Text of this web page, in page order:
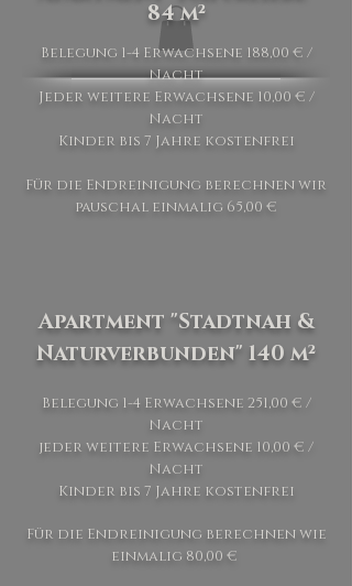
84 m²
Belegung 1-4 Erwachsene 188,00 € /
Nacht
Jeder weitere Erwachsene 10,00 € /
Nacht
Kinder bis 7 Jahre kostenfrei
Für die Endreinigung berechnen wir
pauschal einmalig 65,00 €
Apartment "Stadtnah &
Naturverbunden" 140 m²
Belegung 1-4 Erwachsene 251,00 € /
Nacht
jeder weitere Erwachsene 10,00 € /
Nacht
Kinder bis 7 Jahre kostenfrei
Für die Endreinigung berechnen wie
einmalig 80,00 €